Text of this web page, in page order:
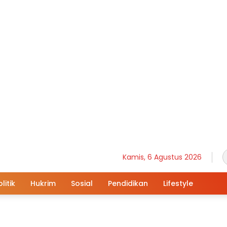
Kamis, 6 Agustus 2026
Hukrim Sosial Pendidikan Lifestyle